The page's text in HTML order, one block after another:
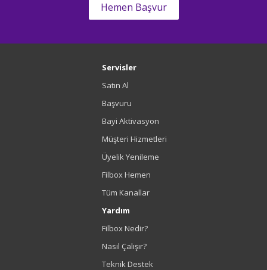
Hemen Başvur
Servisler
Satın Al
Başvuru
Bayi Aktivasyon
Müşteri Hizmetleri
Üyelik Yenileme
Filbox Hemen
Tüm Kanallar
Yardım
Filbox Nedir?
Nasıl Çalışır?
Teknik Destek